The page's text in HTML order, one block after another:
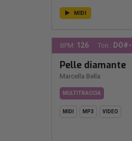
MIDI
BPM: 126 Ton.: DO#-
Pelle diamante
Marcella Bella
MULTITRACCIA
MIDI MP3 VIDEO